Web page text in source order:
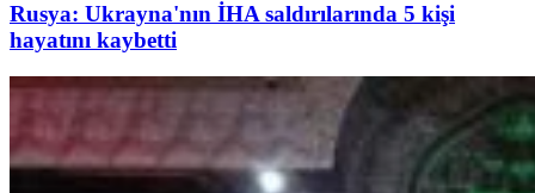
Rusya: Ukrayna'nın İHA saldırılarında 5 kişi
hayatını kaybetti